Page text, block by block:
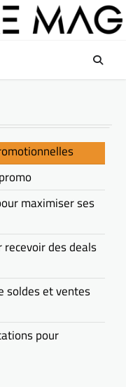
maximiser ses
recevoir des deals
soldes et ventes
pour